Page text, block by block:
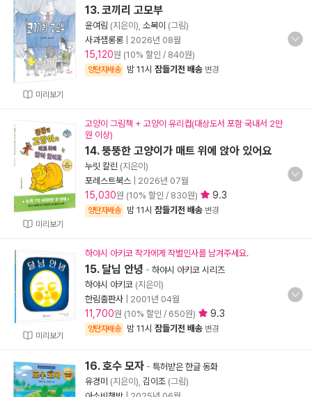
미리보기
13. 코끼리 고모부
윤여림 (지은이), 소복이 (그림)
사과잼롱롱
2026년 08월
15,120원 (10% 할인 / 840원)
양탄자배송 밤 11시 잠들기전 배송 변경
미리보기
고양이 그림책 + 고양이 유리컵(대상도서 포함 국내서 2만
원 이상)
14. 뚱뚱한 고양이가 매트 위에 앉아 있어요
누릿 칼린 (지은이)
포레스트북스
2026년 07월
15,030원 (10% 할인 / 830원) 9.3
양탄자배송 밤 11시 잠들기전 배송 변경
미리보기
하야시 아키코 작가에게 작별인사를 남겨주세요.
15. 달님 안녕 - 하야시 아키코 시리즈
하야시 아키코 (지은이)
한림출판사
2001년 04월
11,700원 (10% 할인 / 650원) 9.3
양탄자배송 밤 11시 잠들기전 배송 변경
16. 호수 모자 - 특허받은 한글 동화
유경미 (지은이), 김이조 (그림)